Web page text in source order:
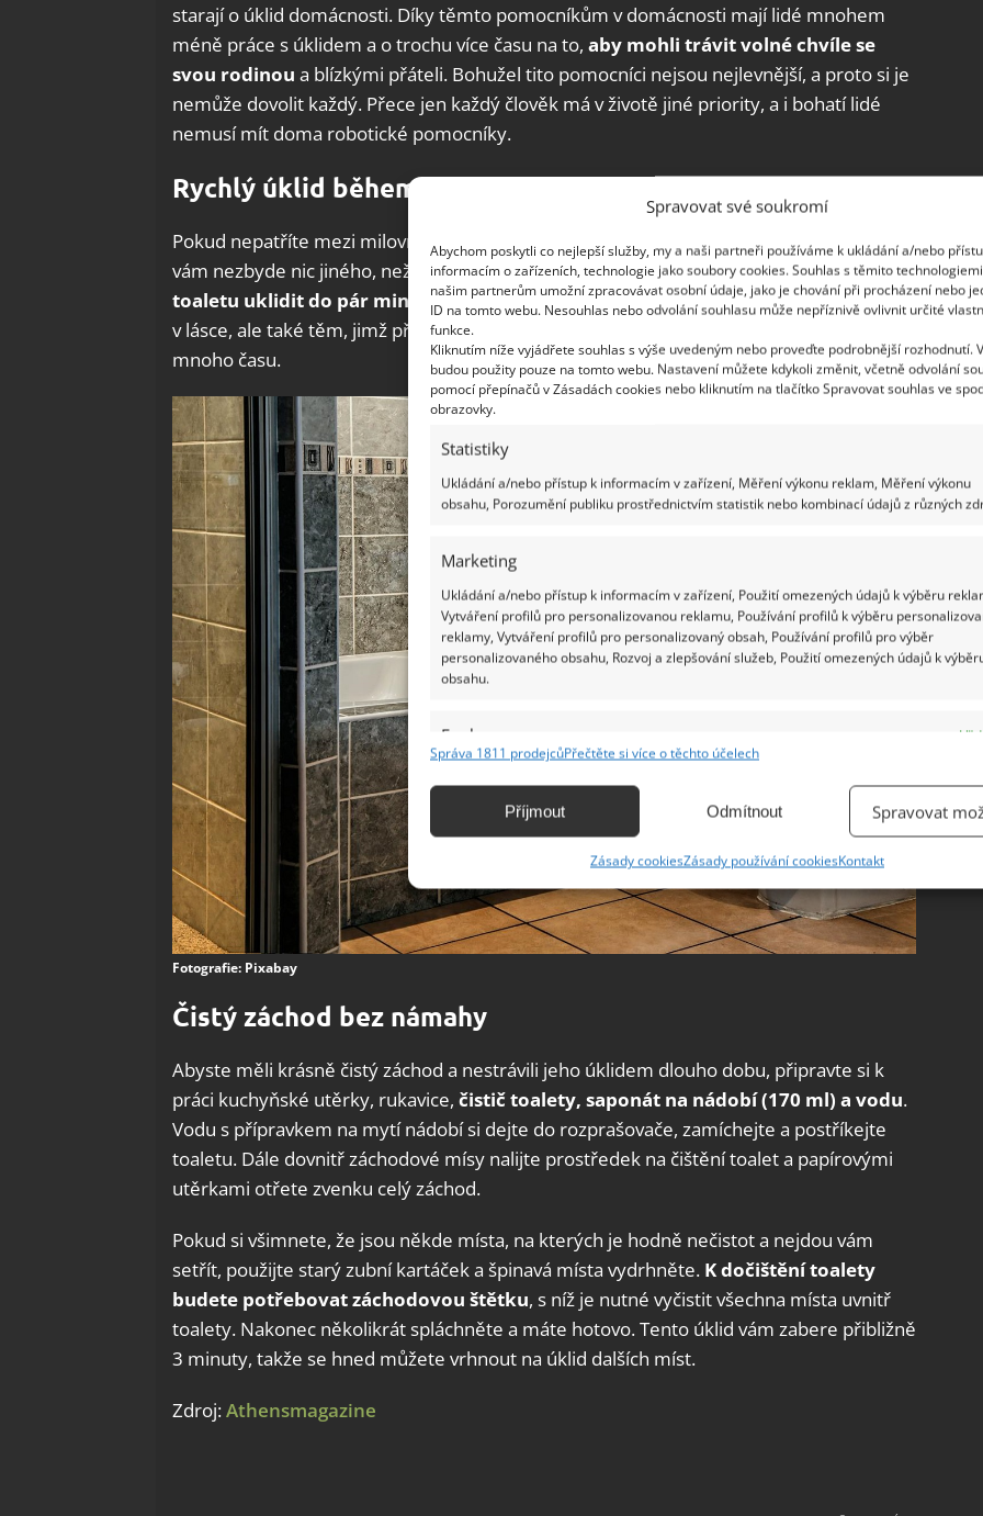
Spravovat své soukromí
Abychom poskytli co nejlepší služby, my a naši partneři používáme k ukládání a/nebo
informacím o zařízeních, technologie jako soubory cookies. Souhlas s těmito
našim partnerům umožní zpracovávat osobní údaje, jako je chování při procházení nebo
ID na tomto webu. Nesouhlas nebo odvolání souhlasu může nepříznivě ovlivnit určité
funkce.
Kliknutím níže vyjádřete souhlas s výše uvedeným nebo proveďte podrobnější rozhodnutí.
budou použity pouze na tomto webu. Nastavení můžete kdykoli změnit, včetně odvolání
pomocí přepínačů v Zásadách cookies nebo kliknutím na tlačítko Spravovat souhlas ve
obrazovky.
Statistiky
Ukládání a/nebo přístup k informacím v zařízení, Měření výkonu reklam, Měření výkonu
obsahu, Porozumění publiku prostřednictvím statistik nebo kombinací údajů z různých
Marketing
Ukládání a/nebo přístup k informacím v zařízení, Použití omezených údajů k výběru
Vytváření profilů pro personalizovanou reklamu, Používání profilů k výběru
reklamy, Vytváření profilů pro personalizovaný obsah, Používání profilů pro výběr
personalizovaného obsahu, Rozvoj a zlepšování služeb, Použití omezených údajů k
obsahu.
Funkce
Identifikace zařízení na základě automaticky přenášených informací.
základě aktivně vyžádaných informací.
Zajištění bezpečnosti, předcházení a zjišťování podvodů a
odstraňování chyb, Poskytování a zobrazování reklamy a obsahu,
Správa 1811 prodejcůPřečtěte si více o těchto účelech
Příjmout Odmítnout Spravovat
Zásady cookiesZásady používání cookiesKontakt
starají o úklid domácnosti. Díky těmto pomocníkům v domácnosti mají lidé mnohem
méně práce s úklidem a o trochu více času na to, aby mohli trávit volné chvíle se
svou rodinou a blízkými přáteli. Bohužel tito pomocníci nejsou nejlevnější, a proto si je
nemůže dovolit každý. Přece jen každý člověk má v životě jiné priority, a i bohatí lidé
nemusí mít doma robotické pomocníky.
Rychlý úklid během několika minut
Pokud nepatříte mezi milovníky úklidu a nechcete si najmout uklízečku, pravděpodobně
vám nezbyde nic jiného, než abyste se naučiliněkolik málo triků, jak například
toaletu uklidit do pár minut . Tyto triky se nemusí hodit pouze těm, kteří úklid nemají
v lásce, ale také těm, jimž přijde nečekaná návštěva a nemají na tuto činnost příliš
mnoho času.
Fotografie: Pixabay
Čistý záchod bez námahy
Abyste měli krásně čistý záchod a nestrávili jeho úklidem dlouho dobu, připravte si k
práci kuchyňské utěrky, rukavice, čistič toalety, saponát na nádobí (170 ml) a vodu.
Vodu s přípravkem na mytí nádobí si dejte do rozprašovače, zamíchejte a postříkejte
toaletu. Dále dovnitř záchodové mísy nalijte prostředek na čištění toalet a papírovými
utěrkami otřete zvenku celý záchod.
Pokud si všimnete, že jsou někde místa, na kterých je hodně nečistot a nejdou vám
setřít, použijte starý zubní kartáček a špinavá místa vydrhněte. K dočištění toalety
budete potřebovat záchodovou štětku, s níž je nutné vyčistit všechna místa uvnitř
toalety. Nakonec několikrát spláchněte a máte hotovo. Tento úklid vám zabere přibližně
3 minuty, takže se hned můžete vrhnout na úklid dalších míst.
Zdroj:Athensmagazine